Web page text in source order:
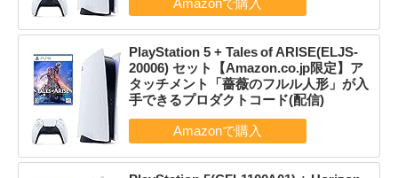
PlayStation 5 + Tales of ARISE(ELJS-
20006) セット【Amazon.co.jp限定】ア
タッチメント「薔薇のフルル人形」が入
手できるプロダクトコード(配信)